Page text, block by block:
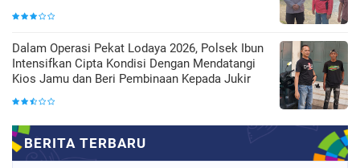
Dalam Operasi Pekat Lodaya 2026, Polsek Ibun
Intensifkan Cipta Kondisi Dengan Mendatangi
Kios Jamu dan Beri Pembinaan Kepada Jukir